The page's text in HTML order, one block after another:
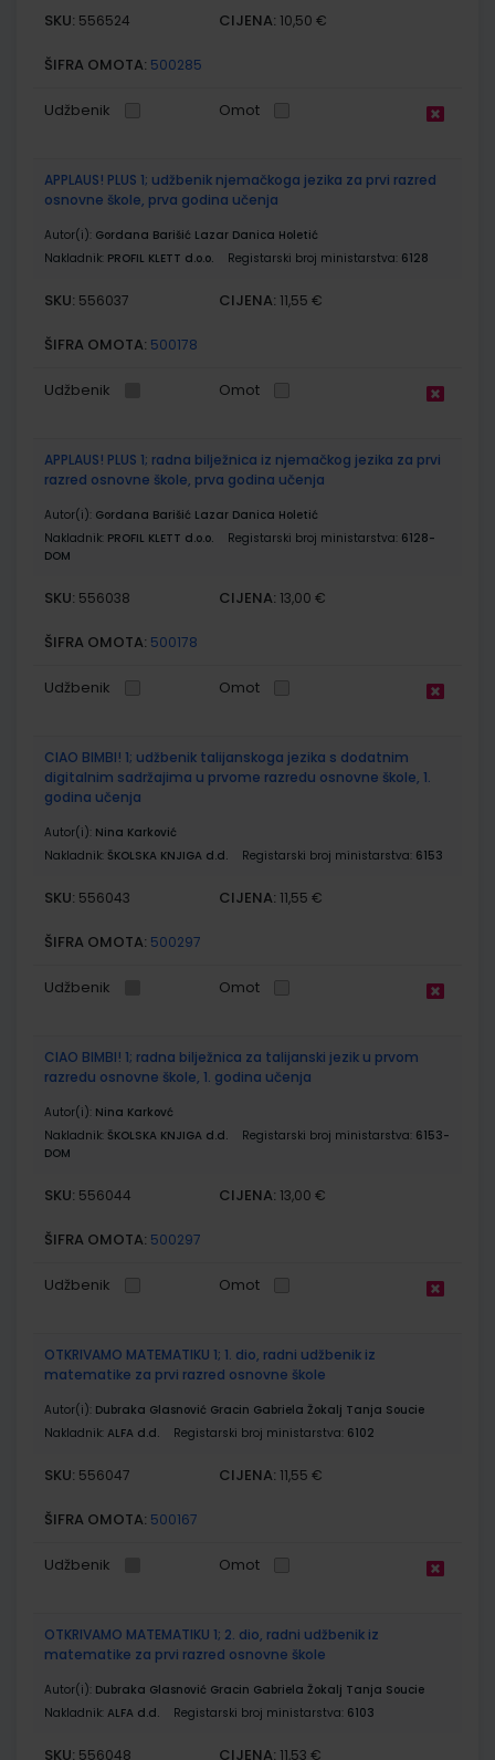
SKU: 556524 CIJENA: 10,50 €
ŠIFRA OMOTA: 500285
Udžbenik Omot
APPLAUS! PLUS 1; udžbenik njemačkoga jezika za prvi razred
osnovne škole, prva godina učenja
Autor(i): Gordana Barišić Lazar Danica Holetić
Nakladnik: PROFIL KLETT d.o.o. Registarski broj ministarstva: 6128
SKU: 556037 CIJENA: 11,55 €
ŠIFRA OMOTA: 500178
Udžbenik Omot
APPLAUS! PLUS 1; radna bilježnica iz njemačkog jezika za prvi
razred osnovne škole, prva godina učenja
Autor(i): Gordana Barišić Lazar Danica Holetić
Nakladnik: PROFIL KLETT d.o.o. Registarski broj ministarstva: 6128-
DOM
SKU: 556038 CIJENA: 13,00 €
ŠIFRA OMOTA: 500178
Udžbenik Omot
CIAO BIMBI! 1; udžbenik talijanskoga jezika s dodatnim
digitalnim sadržajima u prvome razredu osnovne škole, 1.
godina učenja
Autor(i): Nina Karković
Nakladnik: ŠKOLSKA KNJIGA d.d. Registarski broj ministarstva: 6153
SKU: 556043 CIJENA: 11,55 €
ŠIFRA OMOTA: 500297
Udžbenik Omot
CIAO BIMBI! 1; radna bilježnica za talijanski jezik u prvom
razredu osnovne škole, 1. godina učenja
Autor(i): Nina Karkovć
Nakladnik: ŠKOLSKA KNJIGA d.d. Registarski broj ministarstva: 6153-
DOM
SKU: 556044 CIJENA: 13,00 €
ŠIFRA OMOTA: 500297
Udžbenik Omot
OTKRIVAMO MATEMATIKU 1; 1. dio, radni udžbenik iz
matematike za prvi razred osnovne škole
Autor(i): Dubraka Glasnović Gracin Gabriela Žokalj Tanja Soucie
Nakladnik: ALFA d.d. Registarski broj ministarstva: 6102
SKU: 556047 CIJENA: 11,55 €
ŠIFRA OMOTA: 500167
Udžbenik Omot
OTKRIVAMO MATEMATIKU 1; 2. dio, radni udžbenik iz
matematike za prvi razred osnovne škole
Autor(i): Dubraka Glasnović Gracin Gabriela Žokalj Tanja Soucie
Nakladnik: ALFA d.d. Registarski broj ministarstva: 6103
SKU: 556048 CIJENA: 11,53 €